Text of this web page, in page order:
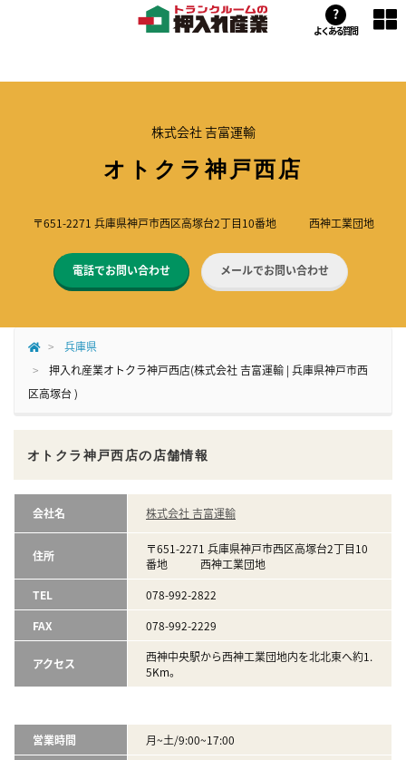
?
よくある質問
株式会社 吉富運輸
オトクラ神戸西店
〒651-2271 兵庫県神戸市西区高塚台2丁目10番地 西神工業団地
電話でお問い合わせ メールでお問い合わせ
兵庫県
押入れ産業オトクラ神戸西店(株式会社 吉富運輸 | 兵庫県神戸市西
区高塚台 )
オトクラ神戸西店の店舗情報
会社名 株式会社 吉富運輸
住所
〒651-2271 兵庫県神戸市西区高塚台2丁目10
番地 西神工業団地
TEL
078-992-2822
FAX
078-992-2229
アクセス
西神中央駅から西神工業団地内を北北東へ約1.
5Km。
営業時間
月~土/9:00~17:00